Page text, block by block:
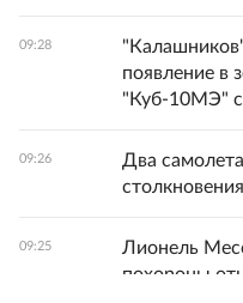
09:28
появление в
"Куб-10МЭ"
09:26
Два
09:25
Лионель
похороны